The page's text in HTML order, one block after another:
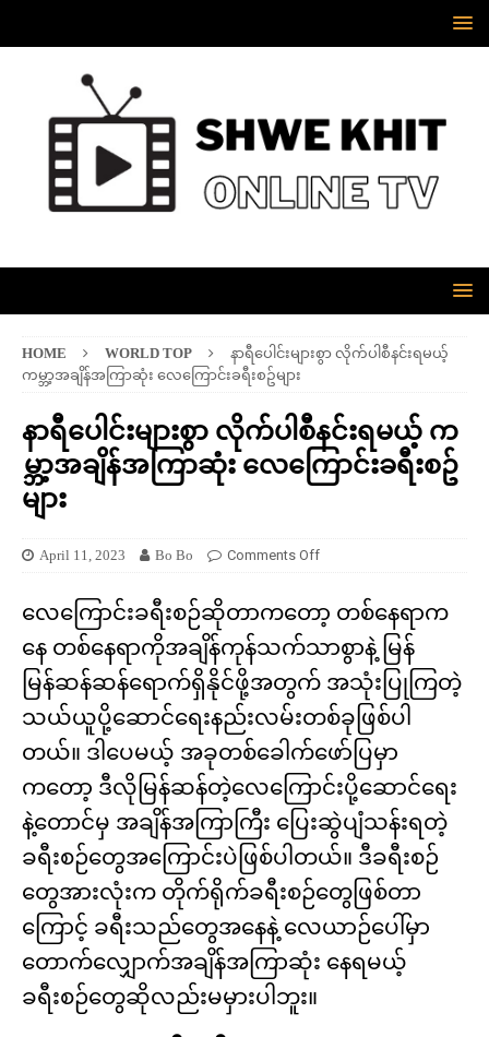
HOME WORLD TOP
နာရီပေါင်းများစွာ လိုက်ပါစီနင်းရမယ့်
ကမ္ဘာ့အချိန်အကြာဆုံး လေကြောင်းခရီးစဥ်များ
နာရီပေါင်းများစွာ လိုက်ပါစီနင်းရမယ့် က
မ္ဘာ့အချိန်အကြာဆုံး လေကြောင်းခရီးစဥ်
များ
April 11, 2023 Bo Bo Comments Off
လေကြောင်းခရီးစဉ်ဆိုတာကတော့ တစ်နေရာက
နေ တစ်နေရာကိုအချိန်ကုန်သက်သာစွာနဲ့ မြန်
မြန်ဆန်ဆန်ရောက်ရှိနိုင်ဖို့အတွက် အသုံးပြုကြတဲ့
သယ်ယူပို့ဆောင်ရေးနည်းလမ်းတစ်ခုဖြစ်ပါ
တယ်။ ဒါပေမယ့် အခုတစ်ခေါက်ဖော်ပြမှာ
ကတော့ ဒီလိုမြန်ဆန်တဲ့လေကြောင်းပို့ဆောင်ရေး
နဲ့တောင်မှ အချိန်အကြာကြီး ပြေးဆွဲပျံသန်းရတဲ့
ခရီးစဉ်တွေအကြောင်းပဲဖြစ်ပါတယ်။ ဒီခရီးစဉ်
တွေအားလုံးက တိုက်ရိုက်ခရီးစဉ်တွေဖြစ်တာ
ကြောင့် ခရီးသည်တွေအနေနဲ့ လေယာဉ်ပေါ်မှာ
တောက်လျှောက်အချိန်အကြာဆုံး နေရမယ့်
ခရီးစဉ်တွေဆိုလည်းမမှားပါဘူး။